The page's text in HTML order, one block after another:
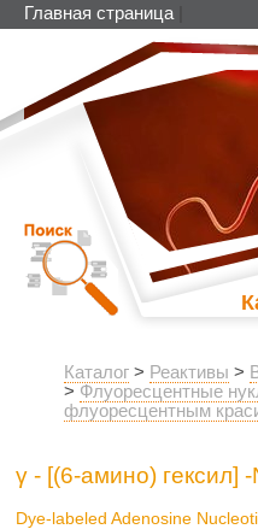
Главная страница
Каталог > Реактивы >
> Флуоресцентные
флуоресцентным
γ - [(6-амино) гексил] -
Dye-labeled Adenosine